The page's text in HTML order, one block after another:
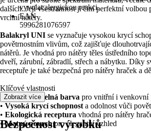
vyvolat alergickou reakci.
EAN
5996281076597
dalších. Její všestrannost ji činí perfektní volbou
vrchní nátěry.
Balakryl UNI se vyznačuje vysokou krycí
povětrnostním vlivům, což zajišťuje
nátěrů. Je vhodná pro nátěry těles ústředního
dveří, zárubní, zábradlí, střech a nábytku. Díky
receptuře je také bezpečná pro nátěry hraček a
Klíčové vlastnosti
•Vodou ředitelná barva pro vnitřní i venkovní
• Vysoká krycí schopnost a odolnost vůči
• Ekologická receptura vhodná pro nátěry
•Matný povrchpro elegantní vzhled
Zobrazit více
Bezpečnost výrobků